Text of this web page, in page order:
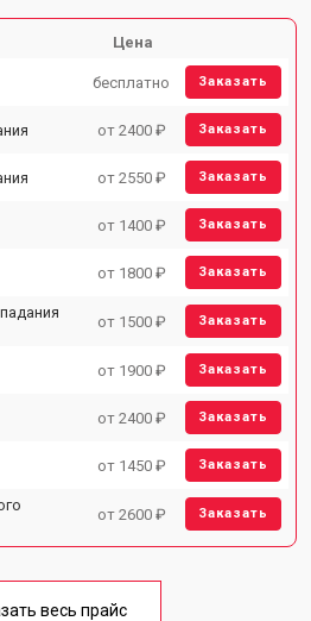
Цена
бесплатно Заказать
от 2400 ₽ Заказать
от 2550 ₽ Заказать
от 1400 ₽ Заказать
от 1800 ₽ Заказать
от 1500 ₽ Заказать
от 1900 ₽ Заказать
от 2400 ₽ Заказать
от 1450 ₽ Заказать
от 2600 ₽ Заказать
весь прайс